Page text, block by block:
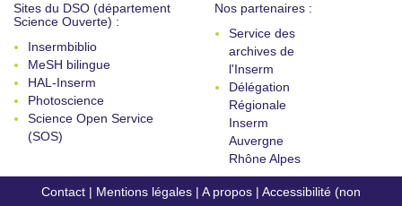
Sites du DSO (département
Science Ouverte) :
Insermbiblio
MeSH bilingue
HAL-Inserm
Photoscience
Science Open Service
(SOS)
Nos partenaires :
Service des
archives de
l'Inserm
Délégation
Régionale
Inserm
Auvergne
Rhône Alpes
Contact | Mentions légales | A propos | Accessibilité (non